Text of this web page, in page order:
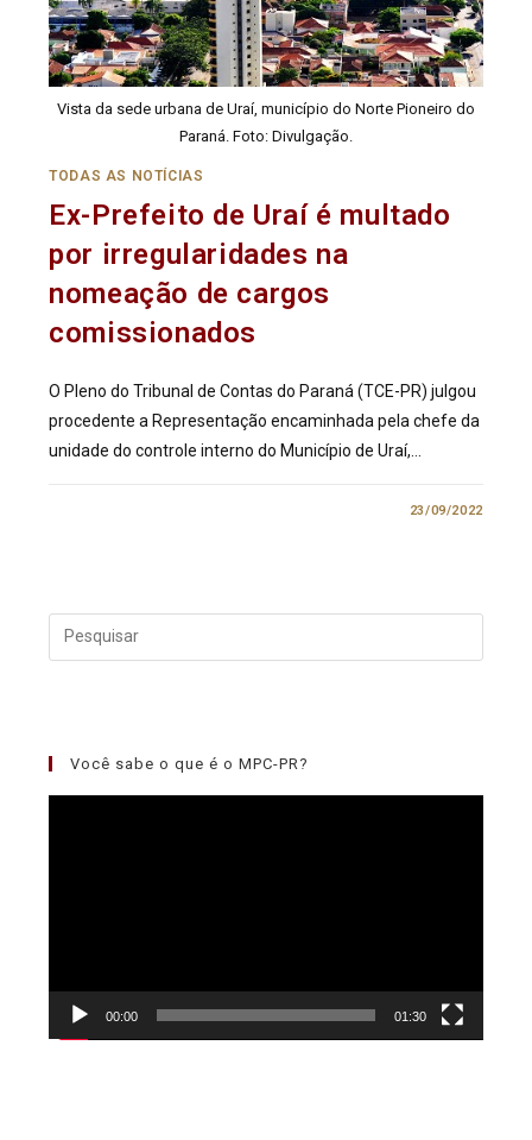
Vista da sede urbana de Uraí, município do Norte Pioneiro do
Paraná. Foto: Divulgação.
TODAS AS NOTÍCIAS
Ex-Prefeito de Uraí é multado
por irregularidades na
nomeação de cargos
comissionados
O Pleno do Tribunal de Contas do Paraná (TCE-PR) julgou
procedente a Representação encaminhada pela chefe da
unidade do controle interno do Município de Uraí,…
23/09/2022
Você sabe o que é o MPC-PR?
00:00 01:30